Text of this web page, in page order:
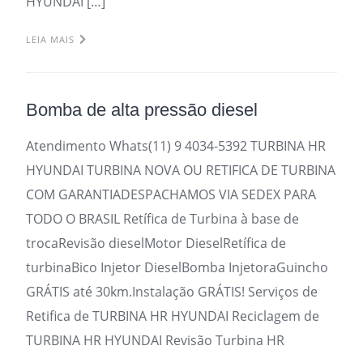
LEIA MAIS
Bomba de alta pressão diesel
Atendimento Whats(11) 9 4034-5392 TURBINA HR
HYUNDAI TURBINA NOVA OU RETIFICA DE TURBINA
COM GARANTIADESPACHAMOS VIA SEDEX PARA
TODO O BRASIL Retífica de Turbina à base de
trocaRevisão dieselMotor DieselRetífica de
turbinaBico Injetor DieselBomba InjetoraGuincho
GRÁTIS até 30km.Instalação GRÁTIS! Serviços de
Retifica de TURBINA HR HYUNDAI Reciclagem de
TURBINA HR HYUNDAI Revisão Turbina HR